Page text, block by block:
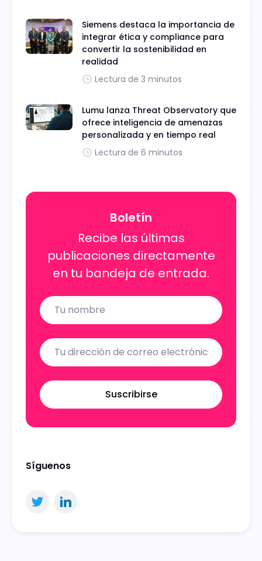
Siemens destaca la importancia de
integrar ética y compliance para
convertir la sostenibilidad en
realidad
Lectura de 3 minutos
Lumu lanza Threat Observatory que
ofrece inteligencia de amenazas
personalizada y en tiempo real
Lectura de 6 minutos
Boletín
Recibe las últimas
publicaciones directamente
en tu bandeja de entrada.
Name
Email
Suscribirse
Síguenos